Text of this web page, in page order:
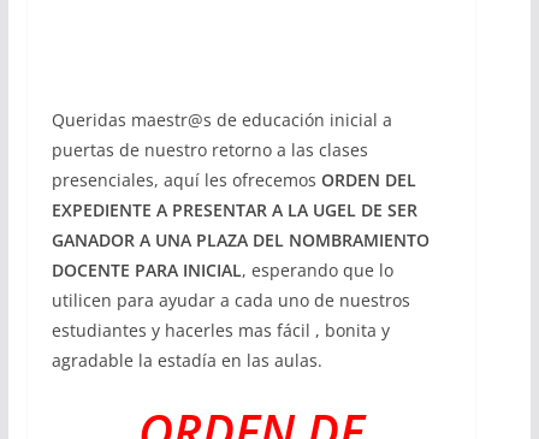
Queridas maestr@s de educación inicial a
puertas de nuestro retorno a las clases
presenciales, aquí les ofrecemos ORDEN DEL
EXPEDIENTE A PRESENTAR A LA UGEL DE SER
GANADOR A UNA PLAZA DEL NOMBRAMIENTO
DOCENTE PARA INICIAL, esperando que lo
utilicen para ayudar a cada uno de nuestros
estudiantes y hacerles mas fácil , bonita y
agradable la estadía en las aulas.